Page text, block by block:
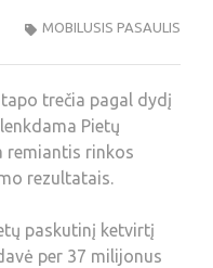
MOBILUSIS PASAULIS
trečia pagal dydį
Pietų
remiantis rinkos
rezultatais.
paskutinį ketvirtį
per 37 milijonus